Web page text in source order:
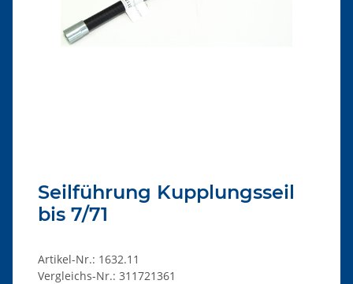
Seilführung Kupplungsseil
bis 7/71
Artikel-Nr.: 1632.11
Vergleichs-Nr.: 311721361